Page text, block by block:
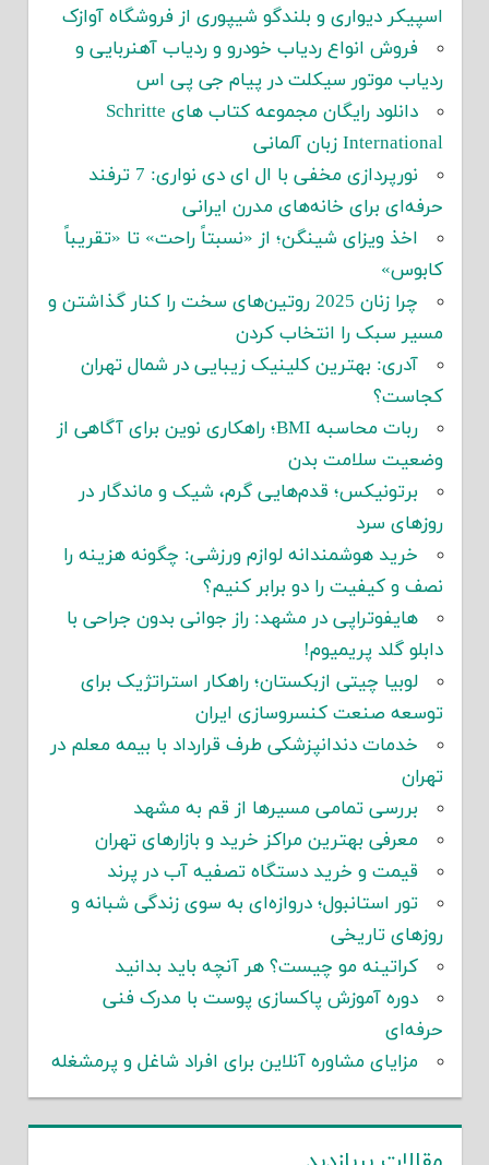
اسپیکر دیواری و بلندگو شیپوری از فروشگاه آوازک
فروش انواع ردیاب خودرو و ردیاب آهنربایی و
ردیاب موتور سیکلت در پیام جی پی اس
دانلود رایگان مجموعه کتاب های Schritte
International زبان آلمانی
نورپردازی مخفی با ال ای دی نواری: 7 ترفند
حرفه‌ای برای خانه‌های مدرن ایرانی
اخذ ویزای شینگن؛ از «نسبتاً راحت» تا «تقریباً
کابوس»
چرا زنان 2025 روتین‌های سخت را کنار گذاشتن و
مسیر سبک را انتخاب کردن
آدری: بهترین کلینیک زیبایی در شمال تهران
کجاست؟
ربات محاسبه BMI؛ راهکاری نوین برای آگاهی از
وضعیت سلامت بدن
برتونیکس؛ قدم‌هایی گرم، شیک و ماندگار در
روزهای سرد
خرید هوشمندانه لوازم ورزشی: چگونه هزینه را
نصف و کیفیت را دو برابر کنیم؟
هایفوتراپی در مشهد: راز جوانی بدون جراحی با
دابلو گلد پریمیوم!
لوبیا چیتی ازبکستان؛ راهکار استراتژیک برای
توسعه صنعت کنسروسازی ایران
خدمات دندانپزشکی طرف قرارداد با بیمه معلم در
تهران
بررسی تمامی مسیرها از قم به مشهد
معرفی بهترین مراکز خرید و بازارهای تهران
قیمت و خرید دستگاه تصفیه آب در پرند
تور استانبول؛ دروازه‌ای به سوی زندگی شبانه و
روزهای تاریخی
کراتینه مو چیست؟ هر آنچه باید بدانید
دوره آموزش پاکسازی پوست با مدرک فنی
حرفه‌ای
مزایای مشاوره آنلاین برای افراد شاغل و پرمشغله